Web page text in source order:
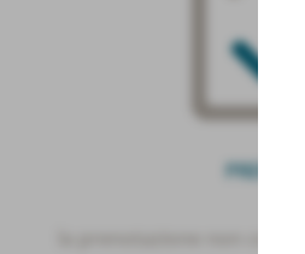
PRENOTA
la prenotazione non